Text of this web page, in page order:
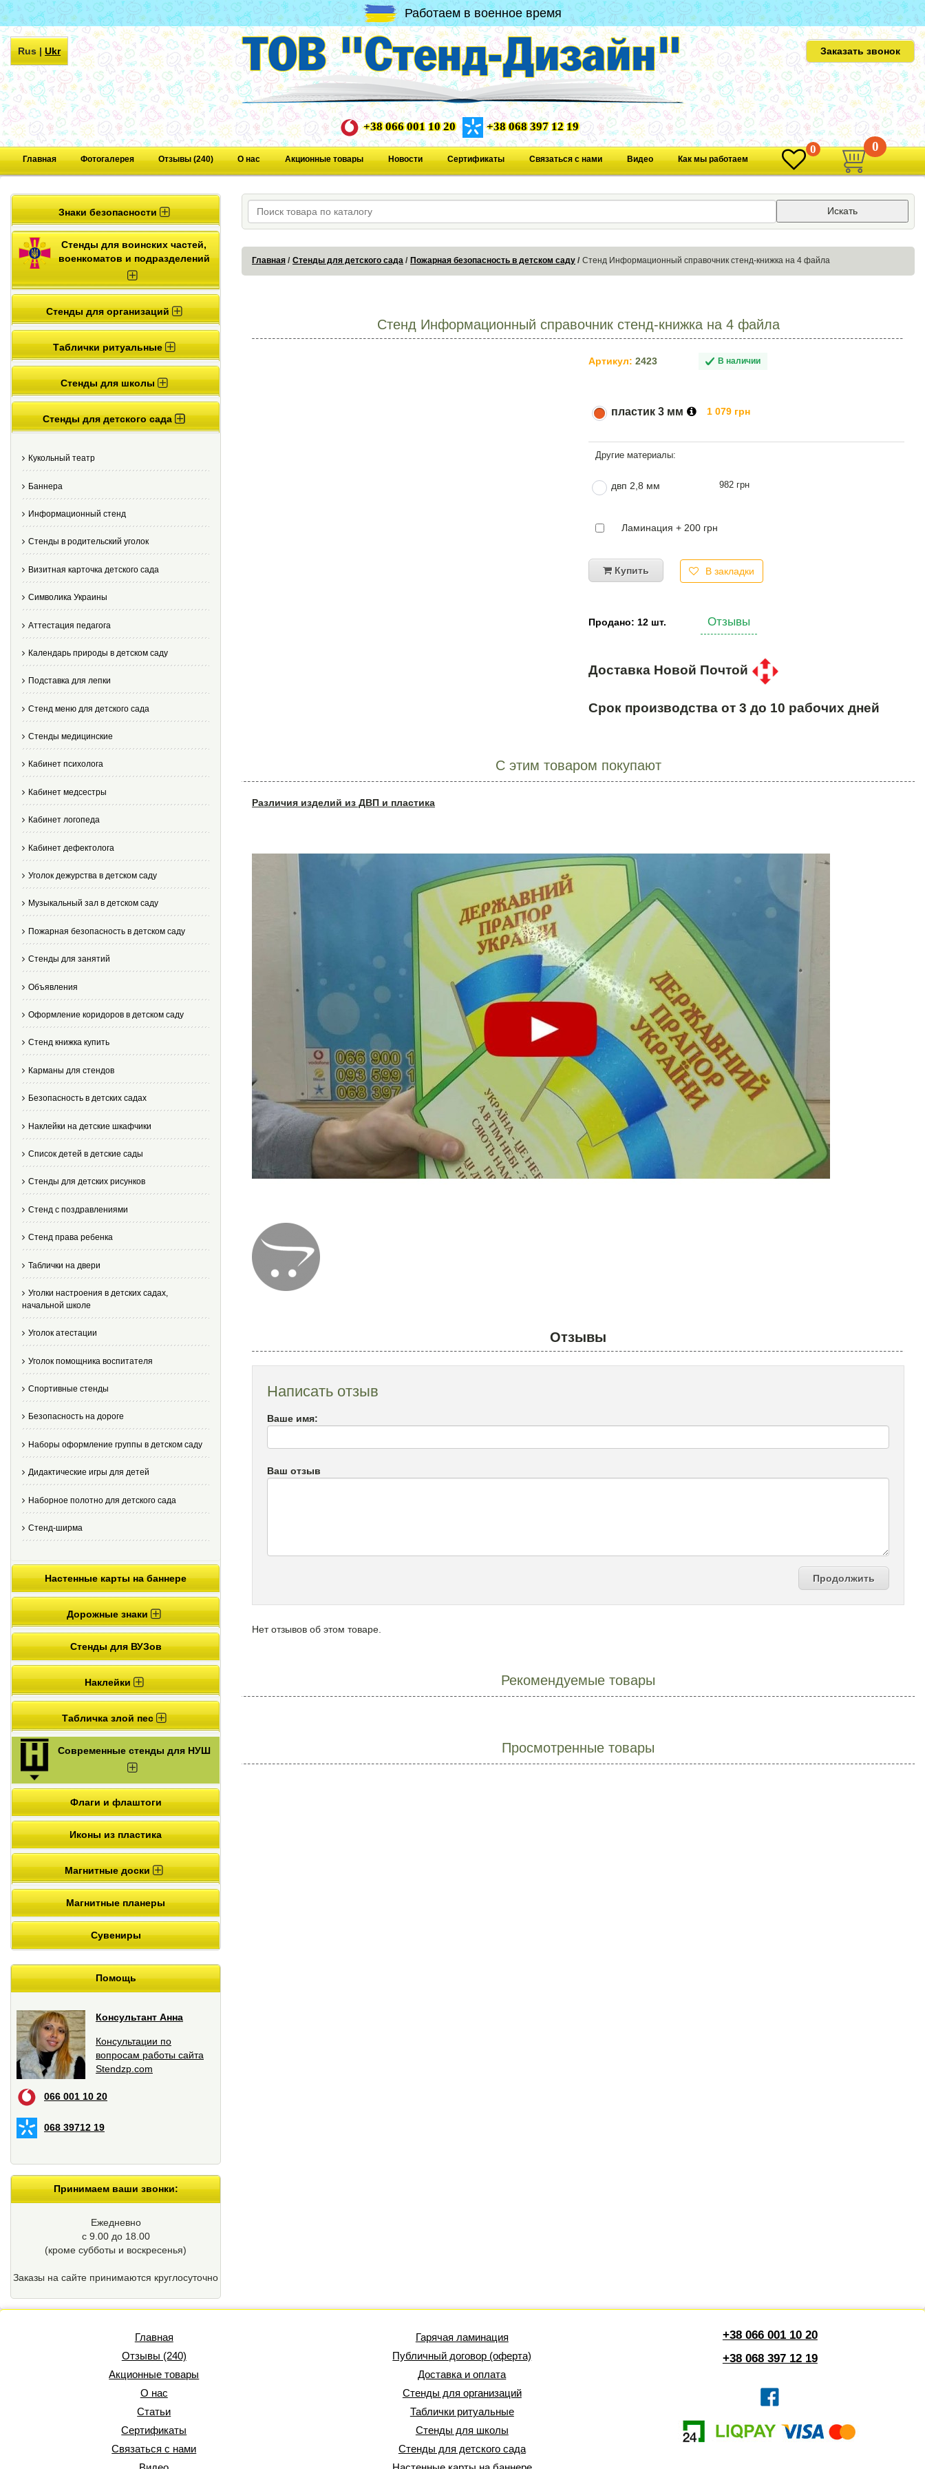
Работаем в военное время
Rus|Ukr Заказать звонок
+38 066 001 10 20 +38 068 397 12 19
Главная Фотогалерея Отзывы (240) О нас Акционные товары Новости Сертификаты Связаться с нами Видео Как мы работаем
0 0
Знаки безопасности
Стенды для воинских частей,
военкоматов и подразделений
Стенды для организаций
Таблички ритуальные
Стенды для школы
Стенды для детского сада
Кукольный театр
Баннера
Информационный стенд
Стенды в родительский уголок
Визитная карточка детского сада
Cимволика Украины
Аттестация педагога
Календарь природы в детском саду
Подставка для лепки
Стенд меню для детского сада
Стенды медицинские
Кабинет психолога
Кабинет медсестры
Кабинет логопеда
Кабинет дефектолога
Уголок дежурства в детском саду
Музыкальный зал в детском саду
Пожарная безопасность в детском саду
Стенды для занятий
Объявления
Оформление коридоров в детском саду
Стенд книжка купить
Карманы для стендов
Безопасность в детских садах
Наклейки на детские шкафчики
Список детей в детские сады
Стенды для детских рисунков
Стенд с поздравлениями
Стенд права ребенка
Таблички на двери
Уголки настроения в детских садах,
начальной школе
Уголок атестации
Уголок помощника воспитателя
Спортивные стенды
Безопасность на дороге
Наборы оформление группы в детском саду
Дидактические игры для детей
Наборное полотно для детского сада
Стенд-ширма
Настенные карты на баннере
Дорожные знаки
Стенды для ВУЗов
Наклейки
Табличка злой пес
Современные стенды для НУШ
Флаги и флаштоги
Иконы из пластика
Магнитные доски
Магнитные планеры
Сувениры
Помощь
Консультант Анна
Консультации по
вопросам работы сайта
Stendzp.com
066 001 10 20
068 39712 19
Принимаем ваши звонки:
Ежедневно
с 9.00 до 18.00
(кроме cубботы и воскресенья)
Заказы на сайте принимаются круглосуточно
Искать
Главная Стенды для детского сада Пожарная безопасность в детском саду Стенд Информационный справочник стенд-книжка на 4 файла
Стенд Информационный справочник стенд-книжка на 4 файла
Артикул: 2423 В наличии
пластик 3 мм 1 079 грн
двп 2,8 мм 982 грн
Ламинация + 200 грн
Купить В закладки
Продано: 12 шт. Отзывы
Доставка Новой Почтой
Срок производства от 3 до 10 рабочих дней
С этим товаром покупают
Различия изделий из ДВП и пластика
Отзывы
Написать отзыв
Ваше имя:
Ваш отзыв
Продолжить
Нет отзывов об этом товаре.
Рекомендуемые товары
Просмотренные товары
Главная
Отзывы (240)
Акционные товары
О нас
Статьи
Сертификаты
Связаться с нами
Гарячая ламинация
Публичный договор (оферта)
Доставка и оплата
Стенды для организаций
Таблички ритуальные
Стенды для школы
Стенды для детского сада
+38 066 001 10 20
+38 068 397 12 19